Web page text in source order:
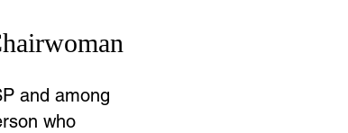
and among
who